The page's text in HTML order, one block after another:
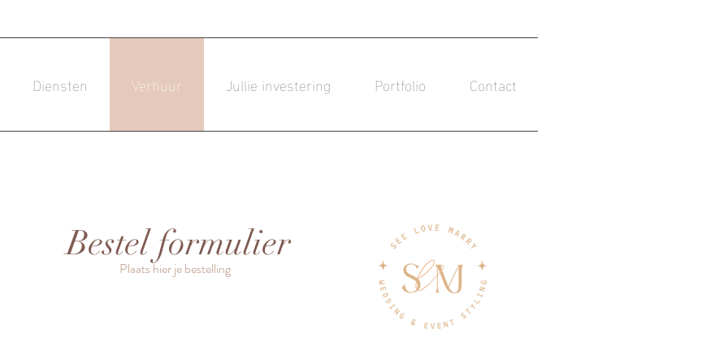
Diensten Verhuur Jullie investering Portfolio Contact
Plaats hier je bestelling
Bestel formulier